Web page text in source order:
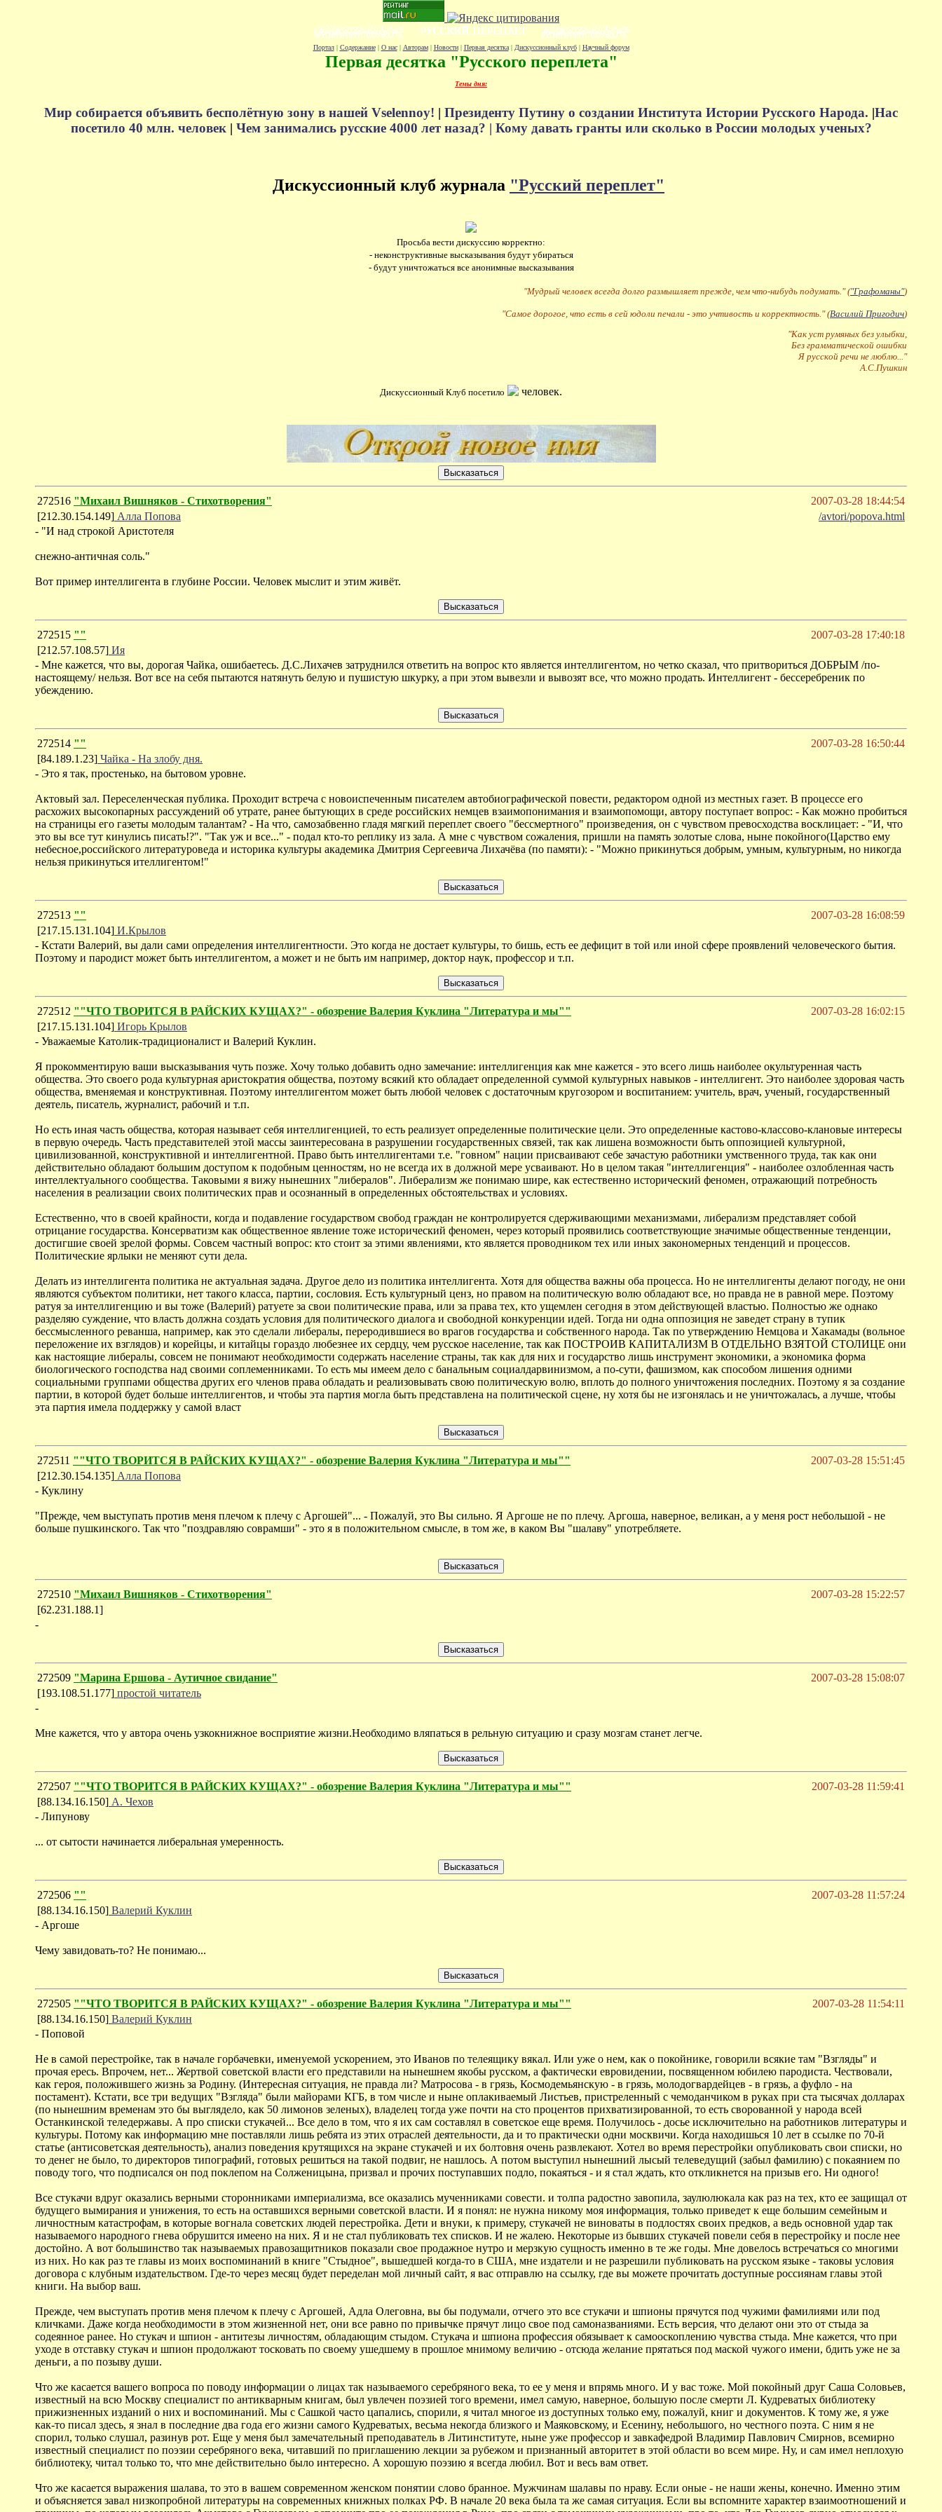
Портал| Содержание| О нас| Авторам| Новости| Первая десятка| Дискуссионный клуб| Научный форум
Первая десятка "Русского переплета"
Темы дня:
Мир собирается объявить бесполётную зону в нашей Vselennoy! | Президенту Путину о создании Института Истории Русского Народа. |Нас
посетило 40 млн. человек| Чем занимались русские 4000 лет назад? | Кому давать гранты или сколько в России молодых ученых?
Дискуссионный клуб журнала "Русский переплет"
Просьба вести дискуссию корректно:
- неконструктивные высказывания будут убираться
- будут уничтожаться все анонимные высказывания
"Мудрый человек всегда долго размышляет прежде, чем что-нибудь подумать." ("Графоманы")
"Самое дорогое, что есть в сей юдоли печали - это учтивость и корректность." (Василий Пригодич)
"Как уст румяных без улыбки,
Без грамматической ошибки
Я русской речи не люблю..."
А.С.Пушкин
Дискуссионный Клуб посетило человек.
272516 "Михаил Вишняков - Стихотворения"
2007-03-28 18:44:54
[212.30.154.149] Алла Попова
/avtori/popova.html
- "И над строкой Аристотеля
снежно-античная соль."
Вот пример интеллигента в глубине России. Человек мыслит и этим живёт.
272515 ""
2007-03-28 17:40:18
[212.57.108.57] Ия
- Мне кажется, что вы, дорогая Чайка, ошибаетесь. Д.С.Лихачев затруднился ответить на вопрос кто является интеллигентом, но четко сказал, что притвориться ДОБРЫМ /по-
настоящему/ нельзя. Вот все на себя пытаются натянуть белую и пушистую шкурку, а при этом вывезли и вывозят все, что можно продать. Интеллигент - бессеребреник по
убеждению.
272514 ""
2007-03-28 16:50:44
[84.189.1.23] Чайка - На злобу дня.
- Это я так, простенько, на бытовом уровне.
Актовый зал. Переселенческая публика. Проходит встреча с новоиспеченным писателем автобиографической повести, редактором одной из местных газет. В процессе его
расхожих высокопарных рассуждений об утрате, ранее бытующих в среде российских немцев взаимопонимания и взаимопомощи, автору поступает вопрос: - Как можно пробиться
на страницы его газеты молодым талантам? - На что, самозабвенно гладя мягкий переплет своего "бессмертного" произведения, он с чувством превосходства восклицает: - "И, что
это вы все тут кинулись писать!?". "Так уж и все..." - подал кто-то реплику из зала. А мне с чувством сожаления, пришли на память золотые слова, ныне покойного(Царство ему
небесное,российского литературоведа и историка культуры академика Дмитрия Сергеевича Лихачёва (по памяти): - "Можно прикинуться добрым, умным, культурным, но никогда
нельзя прикинуться ителлигентом!"
272513 ""
2007-03-28 16:08:59
[217.15.131.104] И.Крылов
- Кстати Валерий, вы дали сами определения интеллигентности. Это когда не достает культуры, то бишь, есть ее дефицит в той или иной сфере проявлений человеческого бытия.
Поэтому и пародист может быть интеллигентом, а может и не быть им например, доктор наук, профессор и т.п.
272512 ""ЧТО ТВОРИТСЯ В РАЙСКИХ КУЩАХ?" - обозрение Валерия Куклина "Литература и мы""
2007-03-28 16:02:15
[217.15.131.104] Игорь Крылов
- Уважаемые Католик-традиционалист и Валерий Куклин.
Я прокомментирую ваши высказывания чуть позже. Хочу только добавить одно замечание: интеллигенция как мне кажется - это всего лишь наиболее окультуренная часть
общества. Это своего рода культурная аристократия общества, поэтому всякий кто обладает определенной суммой культурных навыков - интеллигент. Это наиболее здоровая часть
общества, вменяемая и конструктивная. Поэтому интеллигентом может быть любой человек с достаточным кругозором и воспитанием: учитель, врач, ученый, государственный
деятель, писатель, журналист, рабочий и т.п.
Но есть иная часть общества, которая называет себя интеллигенцией, то есть реализует определенные политические цели. Это определенные кастово-классово-клановые интересы
в первую очередь. Часть представителей этой массы заинтересована в разрушении государственных связей, так как лишена возможности быть оппозицией культурной,
цивилизованной, конструктивной и интеллигентной. Право быть интеллигентами т.е. "говном" нации присваивают себе зачастую работники умственного труда, так как они
действительно обладают большим доступом к подобным ценностям, но не всегда их в должной мере усваивают. Но в целом такая "интеллигенция" - наиболее озлобленная часть
интеллектуального сообщества. Таковыми я вижу нынешних "либералов". Либерализм же понимаю шире, как естественно исторический феномен, отражающий потребность
населения в реализации своих политических прав и осознанный в определенных обстоятельствах и условиях.
Естественно, что в своей крайности, когда и подавление государством свобод граждан не контролируется сдерживающими механизмами, либерализм представляет собой
отрицание государства. Консерватизм как общественное явление тоже исторический феномен, через который проявились соответствующие значимые общественные тенденции,
достигшие своей зрелой формы. Совсем частный вопрос: кто стоит за этими явлениями, кто является проводником тех или иных закономерных тенденций и процессов.
Политические ярлыки не меняют сути дела.
Делать из интеллигента политика не актуальная задача. Другое дело из политика интеллигента. Хотя для общества важны оба процесса. Но не интеллигенты делают погоду, не они
являются субъектом политики, нет такого класса, партии, сословия. Есть культурный ценз, но правом на политическую волю обладают все, но правда не в равной мере. Поэтому
ратуя за интеллигенцию и вы тоже (Валерий) ратуете за свои политические права, или за права тех, кто ущемлен сегодня в этом действующей властью. Полностью же однако
разделяю суждение, что власть должна создать условия для политического диалога и свободной конкуренции идей. Тогда ни одна оппозиция не заведет страну в тупик
бессмысленного реванша, например, как это сделали либералы, переродившиеся во врагов государства и собственного народа. Так по утверждению Немцова и Хакамады (вольное
переложение их взглядов) и корейцы, и китайцы гораздо любезнее их сердцу, чем русское население, так как ПОСТРОИВ КАПИТАЛИЗМ В ОТДЕЛЬНО ВЗЯТОЙ СТОЛИЦЕ они
как настоящие либералы, совсем не понимают необходимости содержать население страны, так как для них и государство лишь инструмент экономики, а экономика форма
биологического господства над своими соплеменниками. То есть мы имеем дело с банальным социалдарвинизмом, а по-сути, фашизмом, как способом лишения одними
социальными группами общества других его членов права обладать и реализовывать свою политическую волю, вплоть до полного уничтожения последних. Поэтому я за создание
партии, в которой будет больше интеллигентов, и чтобы эта партия могла быть представлена на политической сцене, ну хотя бы не изгонялась и не уничтожалась, а лучше, чтобы
эта партия имела поддержку у самой власт
272511 ""ЧТО ТВОРИТСЯ В РАЙСКИХ КУЩАХ?" - обозрение Валерия Куклина "Литература и мы""
2007-03-28 15:51:45
[212.30.154.135] Алла Попова
- Куклину
"Прежде, чем выступать против меня плечом к плечу с Аргошей"... - Пожалуй, это Вы сильно. Я Аргоше не по плечу. Аргоша, наверное, великан, а у меня рост небольшой - не
больше пушкинского. Так что "поздравляю соврамши" - это я в положительном смысле, в том же, в каком Вы "шалаву" употребляете.
272510 "Михаил Вишняков - Стихотворения"
2007-03-28 15:22:57
[62.231.188.1]
-
272509 "Марина Ершова - Аутичное свидание"
2007-03-28 15:08:07
[193.108.51.177] простой читатель
-
Мне кажется, что у автора очень узкокнижное восприятие жизни.Необходимо вляпаться в рельную ситуацию и сразу мозгам станет легче.
272507 ""ЧТО ТВОРИТСЯ В РАЙСКИХ КУЩАХ?" - обозрение Валерия Куклина "Литература и мы""
2007-03-28 11:59:41
[88.134.16.150] А. Чехов
- Липунову
... от сытости начинается либеральная умеренность.
272506 ""
2007-03-28 11:57:24
[88.134.16.150] Валерий Куклин
- Аргоше
Чему завидовать-то? Не понимаю...
272505 ""ЧТО ТВОРИТСЯ В РАЙСКИХ КУЩАХ?" - обозрение Валерия Куклина "Литература и мы""
2007-03-28 11:54:11
[88.134.16.150] Валерий Куклин
- Поповой
Не в самой перестройке, так в начале горбачевки, именуемой ускорением, это Иванов по телеящику вякал. Или уже о нем, как о покойнике, говорили всякие там "Взгляды" и
прочая ересь. Впрочем, нет... Жертвой советской власти его представили на нынешнем якобы русском, а фактически евровидении, посвященном юбилею пародиста. Чествовали,
как героя, положившего жизнь за Родину. (Интересная ситуация, не правда ли? Матросова - в грязь, Космодемьянскую - в грязь, молодогвардейцев - в грязь, а фуфло - на
постамент). Кстати, все три ведущих "Взгляда" были майорами КГБ, в том числе и ныне оплакиваемый Листьев, пристреленный с чемоданчиком в руках при ста тысячах долларах
(по нынешним временам это бы выглядело, как 50 лимонов зеленых), владелец тогда уже почти на сто процентов прихватизированной, то есть сворованной у народа всей
Останкинской теледержавы. А про списки стукачей... Все дело в том, что я их сам составлял в советское еще время. Получилось - досье исключительно на работников литературы и
культуры. Потому как информацию мне поставляли лишь ребята из этих отраслей деятельности, да и то практически одни москвичи. Когда находишься 10 лет в ссылке по 70-й
статье (антисоветская деятельность), анализ поведения крутящихся на экране стукачей и их болтовня очень развлекают. Хотел во время перестройки опубликовать свои списки, но
то денег не было, то директоров типографий, готовых решиться на такой подвиг, не нашлось. А потом выступил нынешний лысый телеведущий (забыл фамилию) с покаянием по
поводу того, что подписался он под поклепом на Солженицына, призвал и прочих поступавших подло, покаяться - и я стал ждать, кто откликнется на призыв его. Ни одного!
Все стукачи вдруг оказались верными сторонниками империализма, все оказались мученниками совести. и толпа радостно завопила, заулюлюкала как раз на тех, кто ее защищал от
будущего вымирания и унижения, то есть на оставшихся верными советской власти. И я понял: не нужна никому моя информация, только приведет к еще большим семейным и
личностным катастрофам, в которые вогнала советских людей перестройка. Дети и внуки, к примеру, стукачей не виноваты в подлостях своих предков, а ведь основной удар так
называемого народного гнева обрушится имеено на них. Я и не стал публиковать тех списков. И не жалею. Некоторые из бывших стукачей повели себя в перестройку и после нее
достойно. А вот большинство так называемых правозащитников показали свое продажное нутро и мерзкую сущность именно в те же годы. Мне довелось встречаться со многими
из них. Но как раз те главы из моих воспоминаний в книге "Стыдное", вышедшей когда-то в США, мне издатели и не разрешили публиковать на русском языке - таковы условия
договора с клубным издательством. Где-то через месяц будет переделан мой личный сайт, я вас отправлю на ссылку, где вы можете прочитать доступные россиянам главы этой
книги. На выбор ваш.
Прежде, чем выступать против меня плечом к плечу с Аргошей, Адла Олеговна, вы бы подумали, отчего это все стукачи и шпионы прячутся под чужими фамилиями или под
кличками. Даже когда необходимости в этом жизненной нет, они все равно по привычке прячут лицо свое под самоназваниями. Есть версия, что делают они это от стыда за
содеянное ранее. Но стукач и шпион - антитезы личностям, обладающим стыдом. Стукача и шпиона профессия обязывает к самооскоплению чувства стыда. Мне кажется, что при
уходе в отставку стукач и шпион продолжают тосковать по своему ушедшему в прошлое мнимому величию - отсюда желание прятаться под маской чужого имени, бдить уже не за
деньги, а по позыву души.
Что же касается вашего вопроса по поводу информации о лицах так называемого серебряного века, то ее у меня и впрямь много. И у вас тоже. Мой покойный друг Саша Соловьев,
известный на всю Москву специалист по антикварным книгам, был увлечен поэзией того времени, имел самую, наверное, большую после смерти Л. Кудреватых библиотеку
прижизненных изданий о них и воспоминаний. Мы с Сашкой часто цапались, спорили, я читал многое из доступных только ему, пожалуй, книг и документов. К тому же, я уже
как-то писал здесь, я знал в последние два года его жизни самого Кудреватых, весьма некогда близкого и Маяковскому, и Есенину, небольшого, но честного поэта. С ним я не
спорил, только слушал, разинув рот. Еще у меня был замечательный преподаватель в Литинституте, ныне уже профессор и завкафедрой Владимир Павлович Смирнов, всемирно
известный специалист по поэзии серебряного века, читавший по приглашению лекции за рубежом и признанный авторитет в этой области во всем мире. Ну, и сам имел неплохую
библиотеку, читал только то, что мне действительно было интересно. А хорошую поэзию я всегда любил. Вот и весь вам ответ.
Что же касается выражения шалава, то это в вашем современном женском понятии слово бранное. Мужчинам шалавы по нраву. Если оные - не наши жены, конечно. Именно этим
и объясняется завал низкопробной литературы на современных книжных полках РФ. В начале 20 века была та же самая ситуация. Если вы вспомните характер взаимоотношений и